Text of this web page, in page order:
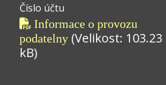
Číslo účtu
Informace o provozu
podatelny (Velikost: 103.23
kB)